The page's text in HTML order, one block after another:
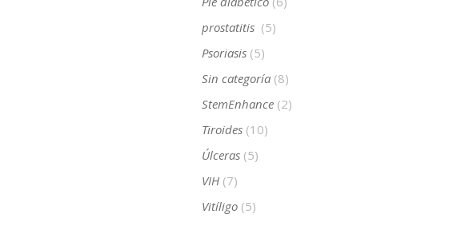
prostatitis (5)
Psoriasis(5)
Sin categoría(8)
StemEnhance(2)
Tiroides(10)
Úlceras(5)
VIH(7)
Vitíligo(5)